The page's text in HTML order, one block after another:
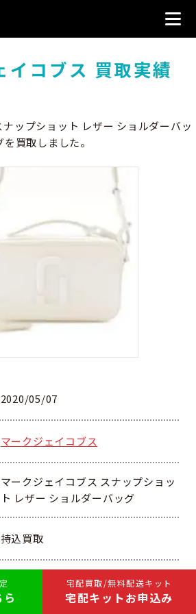
宅配買取/無料配送キット
宅配キットお申込み
イコブス 買取実績
ップショット レザー ショルダーバッ
を買取しました。
2020/05/07
マークジェイコブス
マークジェイコブス スナップショッ
ト レザー ショルダーバッグ
持込買取
AB